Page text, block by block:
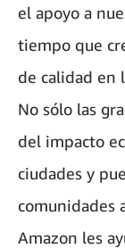
el apoyo a
tiempo que
de calidad en
No sólo las
del impacto
ciudades y
comunidades
Amazon les